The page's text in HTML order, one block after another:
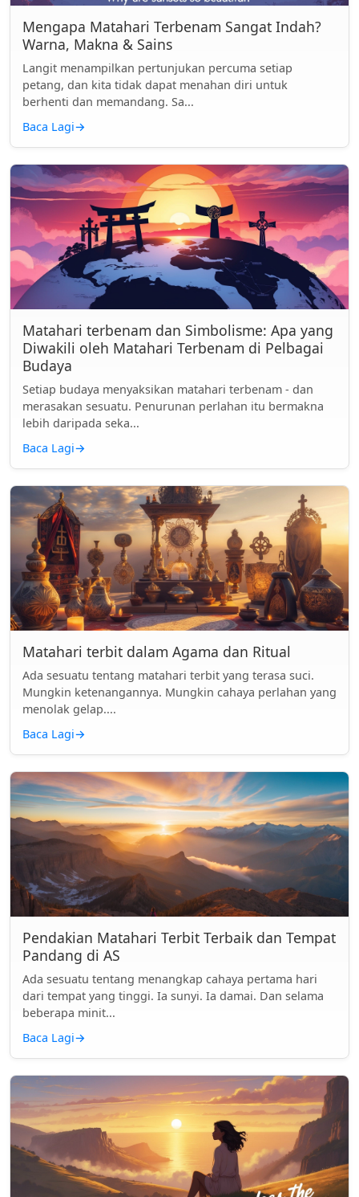
Mengapa Matahari Terbenam Sangat Indah?
Warna, Makna & Sains
Langit menampilkan pertunjukan percuma setiap
petang, dan kita tidak dapat menahan diri untuk
berhenti dan memandang. Sa...
Baca Lagi→
Matahari terbenam dan Simbolisme: Apa yang
Diwakili oleh Matahari Terbenam di Pelbagai
Budaya
Setiap budaya menyaksikan matahari terbenam - dan
merasakan sesuatu. Penurunan perlahan itu bermakna
lebih daripada seka...
Baca Lagi→
Matahari terbit dalam Agama dan Ritual
Ada sesuatu tentang matahari terbit yang terasa suci.
Mungkin ketenangannya. Mungkin cahaya perlahan yang
menolak gelap....
Baca Lagi→
Pendakian Matahari Terbit Terbaik dan Tempat
Pandang di AS
Ada sesuatu tentang menangkap cahaya pertama hari
dari tempat yang tinggi. Ia sunyi. Ia damai. Dan selama
beberapa minit...
Baca Lagi→